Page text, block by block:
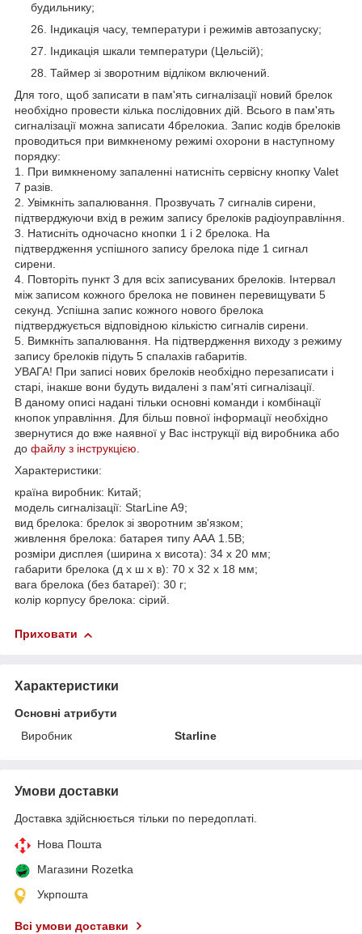
будильнику;
Індикація часу, температури і режимів автозапуску;
Індикація шкали температури (Цельсій);
Таймер зі зворотним відліком включений.
Для того, щоб записати в пам'ять сигналізації новий брелок
необхідно провести кілька послідовних дій. Всього в пам'ять
сигналізації можна записати 4брелокиа. Запис кодів брелоків
проводиться при вимкненому режимі охорони в наступному
порядку:
1. При вимкненому запаленні натисніть сервісну кнопку Valet
7 разів.
2. Увімкніть запалювання. Прозвучать 7 сигналів сирени,
підтверджуючи вхід в режим запису брелоків радіоуправління.
3. Натисніть одночасно кнопки 1 і 2 брелока. На
підтвердження успішного запису брелока піде 1 сигнал
сирени.
4. Повторіть пункт 3 для всіх записуваних брелоків. Інтервал
між записом кожного брелока не повинен перевищувати 5
секунд. Успішна запис кожного нового брелока
підтверджується відповідною кількістю сигналів сирени.
5. Вимкніть запалювання. На підтвердження виходу з режиму
запису брелоків підуть 5 спалахів габаритів.
УВАГА! При записі нових брелоків необхідно перезаписати і
старі, інакше вони будуть видалені з пам'яті сигналізації.
В даному описі надані тільки основні команди і комбінації
кнопок управління. Для більш повної інформації необхідно
звернутися до вже наявної у Вас інструкції від виробника або
до файлу з інструкцією.
Характеристики:
країна виробник: Китай;
модель сигналізації: StarLine A9;
вид брелока: брелок зі зворотним зв'язком;
живлення брелока: батарея типу ААА 1.5В;
розміри дисплея (ширина х висота): 34 х 20 мм;
габарити брелока (д х ш х в): 70 х 32 х 18 мм;
вага брелока (без батареї): 30 г;
колір корпусу брелока: сірий.
Приховати
Характеристики
Основні атрибути
Виробник
Starline
Умови доставки
Доставка здійснюється тільки по передоплаті.
Нова Пошта
Магазини Rozetka
Укрпошта
Всі умови доставки